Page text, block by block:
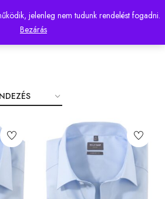
jelenleg nem tudunk rendelést fogadni.
Bezárás